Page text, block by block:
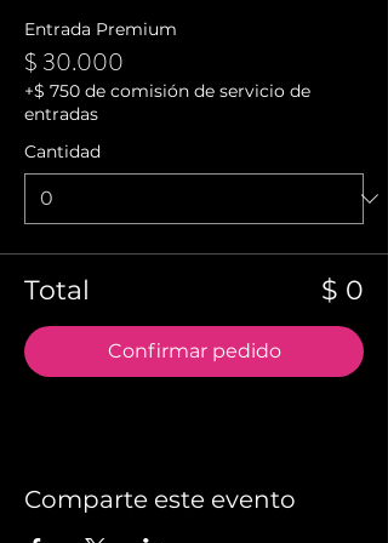
Entrada Premium
$ 30.000
+$ 750 de comisión de servicio de
entradas
Cantidad
Total $ 0
Confirmar pedido
Comparte este evento